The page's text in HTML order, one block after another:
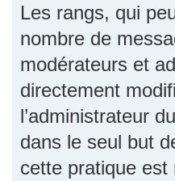
Les rangs, qui
nombre de
modérateurs et
directement
l’administrateur
dans le seul but
cette pratique